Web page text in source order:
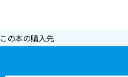
この本の購入先